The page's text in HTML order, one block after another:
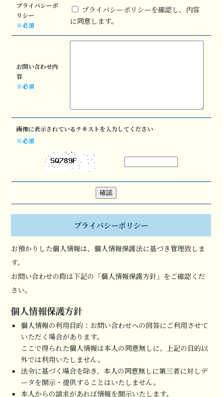
プライバシーポ
リシー
※必須
プライバシーポリシーを確認し、内容
に同意します。
お問い合わせ内
容
※必須
画像に表示されているテキストを入力してください
※必須
プライバシーポリシー
お預かりした個人情報は、個人情報保護法に基づき管理致しま
す。
お問い合わせの際は下記の「個人情報保護方針」をご確認くだ
さい。
個人情報保護方針
個人情報の利用目的：お問い合わせへの回答にご利用させて
いただく場合があります。
ここで得られた個人情報は本人の同意無しに、上記の目的以
外では利用いたしません。
法令に基づく場合を除き、本人の同意無しに第三者に対しデ
ータを開示・提供することはいたしません。
本人からの請求があれば情報を開示いたします。